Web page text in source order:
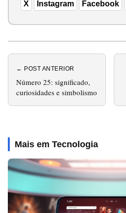
X Instagram Facebook
← POST ANTERIOR
Número 25: significado,
curiosidades e simbolismo
Mais em Tecnologia